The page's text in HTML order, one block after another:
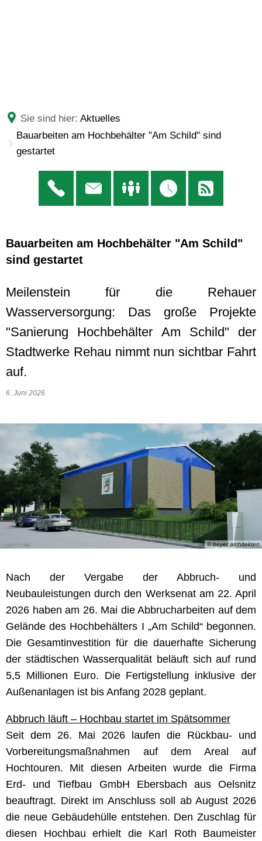
Sie sind hier: Aktuelles
Bauarbeiten am Hochbehälter "Am Schild" sind
gestartet
Bauarbeiten am Hochbehälter "Am Schild"
sind gestartet
Meilenstein für die Rehauer
Wasserversorgung: Das große Projekte
"Sanierung Hochbehälter Am Schild" der
Stadtwerke Rehau nimmt nun sichtbar Fahrt
auf.
6. Juni 2026
© beyer architekten
Nach der Vergabe der Abbruch- und
Neubauleistungen durch den Werksenat am 22. April
2026 haben am 26. Mai die Abbrucharbeiten auf dem
Gelände des Hochbehälters I „Am Schild“ begonnen.
Die Gesamtinvestition für die dauerhafte Sicherung
der städtischen Wasserqualität beläuft sich auf rund
5,5 Millionen Euro. Die Fertigstellung inklusive der
Außenanlagen ist bis Anfang 2028 geplant.
Abbruch läuft – Hochbau startet im Spätsommer
Seit dem 26. Mai 2026 laufen die Rückbau- und
Vorbereitungsmaßnahmen auf dem Areal auf
Hochtouren. Mit diesen Arbeiten wurde die Firma
Erd- und Tiefbau GmbH Ebersbach aus Oelsnitz
beauftragt. Direkt im Anschluss soll ab August 2026
die neue Gebäudehülle entstehen. Den Zuschlag für
diesen Hochbau erhielt die Karl Roth Baumeister